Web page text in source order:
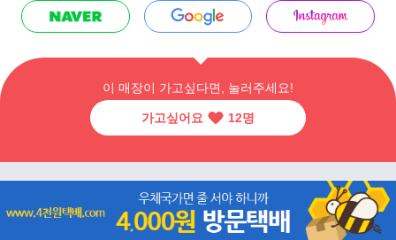
이 매장이 가고싶다면, 눌러주세요!
가고싶어요 12명